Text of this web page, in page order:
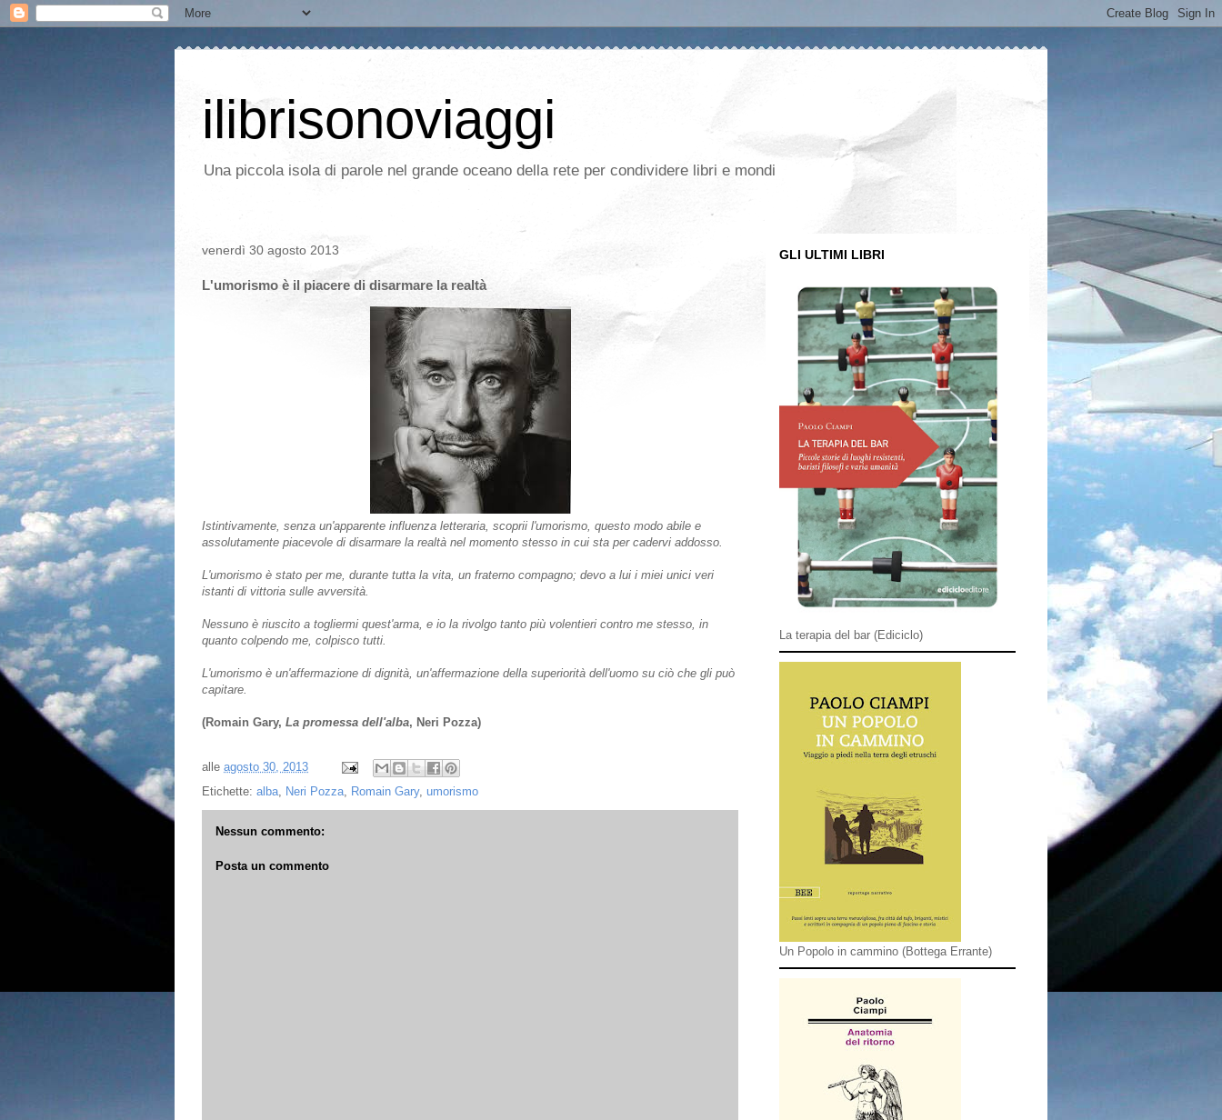
ilibrisonoviaggi
Una piccola isola di parole nel grande oceano della rete per condividere libri e mondi
venerdì 30 agosto 2013
L'umorismo è il piacere di disarmare la realtà
Istintivamente, senza un'apparente influenza letteraria, scoprii l'umorismo, questo modo abile e
assolutamente piacevole di disarmare la realtà nel momento stesso in cui sta per cadervi addosso.
L'umorismo è stato per me, durante tutta la vita, un fraterno compagno; devo a lui i miei unici veri
istanti di vittoria sulle avversità.
Nessuno è riuscito a togliermi quest'arma, e io la rivolgo tanto più volentieri contro me stesso, in
quanto colpendo me, colpisco tutti.
L'umorismo è un'affermazione di dignità, un'affermazione della superiorità dell'uomo su ciò che gli può
capitare.
(Romain Gary, La promessa dell'alba, Neri Pozza)
alle agosto 30, 2013
Etichette: alba, Neri Pozza, Romain Gary, umorismo
Nessun commento:
Posta un commento
GLI ULTIMI LIBRI
La terapia del bar (Ediciclo)
Un Popolo in cammino (Bottega Errante)